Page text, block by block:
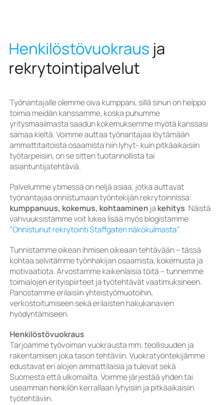
Henkilöstövuokraus ja
rekrytointipalvelut
Työnantajalle olemme oiva kumppani, sillä sinun on helppo
toimia meidän kanssamme, koska puhumme
yritysmaailmasta saadun kokemuksemme myötä kanssasi
samaa kieltä. Voimme auttaa työnantajaa löytämään
ammattitaitoista osaamista niin lyhyt- kuin pitkäaikaisiin
työtarpeisiin, on se sitten tuotannollista tai
asiantuntijatehtäviä.
Palvelumme ytimessä on neljä asiaa, jotka auttavat
työnantajaa onnistumaan työntekijän rekrytoinnissa:
kumppanuus, kokemus, kohtaaminen ja kehitys. Näistä
vahvuuksistamme voit lukea lisää myös blogistamme
”Onnistunut rekrytointi Staffgaten näkökulmasta”.
Tunnistamme oikean ihmisen oikeaan tehtävään – tässä
kohtaa selvitämme työnhakijan osaamista, kokemusta ja
motivaatiota. Arvostamme kaikenlaisia töitä – tunnemme
toimialojen erityispiirteet ja työtehtävät vaatimuksineen.
Panostamme erilaisiin yhteistyömuotoihin,
verkostoitumiseen sekä erilaisten hakukanavien
hyödyntämiseen.
Henkilöstövuokraus
Tarjoamme työvoiman vuokrausta mm. teollisuuden ja
rakentamisen joka tason tehtäviin. Vuokratyöntekijämme
edustavat eri alojen ammattilaisia ja tulevat sekä
Suomesta että ulkomailta. Voimme järjestää yhden tai
useamman henkilön kerrallaan lyhyisiin ja pitkäaikaisiin
työtehtäviin.